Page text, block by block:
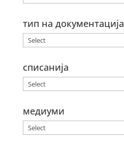
тип на документација
списанија
медиуми